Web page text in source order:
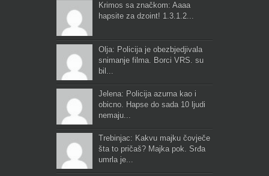
Krimos sa značkom: Aaaa
hapsite za dzoint! 1.3.1.2...
Olja: Policija je obezbjedjivala
snimanje filma. Borci VRS. su
bil...
Jelena: Policija azurna kao i
obicno. Hapse do sada 10 ljudi
nemaju...
Trebinjac: Kakvu majku čovječe
šta to pričaš? Majka pok. Srđa
umrla je...